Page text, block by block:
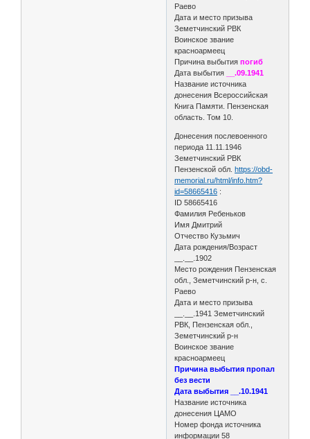
Раево
Дата и место призыва
Земетчинский РВК
Воинское звание
красноармеец
Причина выбытияпогиб
Дата выбытия
__.09.1941
Название источника
донесения Всероссийская
Книга Памяти. Пензенская
область. Том 10.
Донесения послевоенного
периода 11.11.1946
Земетчинский РВК
Пензенской обл.https://obd-
memorial.ru/html/info.htm?
id=58665416 :
ID 58665416
Фамилия Ребеньков
Имя Дмитрий
Отчество Кузьмич
Дата рождения/Возраст
__.__.1902
Место рождения Пензенская
обл., Земетчинский р-н, с.
Раево
Дата и место призыва
__.__.1941 Земетчинский
РВК, Пензенская обл.,
Земетчинский р-н
Воинское звание
красноармеец
Причина выбытия пропал
без вести
Дата выбытия __.10.1941
Название источника
донесения ЦАМО
Номер фонда источника
информации 58